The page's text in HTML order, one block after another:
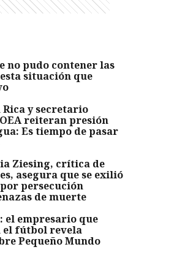
no pudo contener las
situación que
Rica y secretario
reiteran presión
Es tiempo de pasar
Ziesing, crítica de
asegura que se exilió
por persecución
de muerte
el empresario que
el fútbol revela
Pequeño Mundo